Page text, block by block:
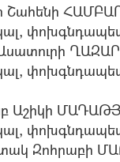
Շահենի
Աշիկի
Զոհրաբի